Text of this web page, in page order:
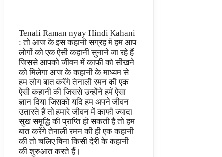
Tenali Raman nyay Hindi Kahani
: तो आज के इस कहानी संग्रह में हम आप
लोगों को एक ऐसी कहानी सुनाने जा रहे हैं
जिससे आपको जीवन में काफी को सीखने
को मिलेगा आज के कहानी के माध्यम से
हम लोग बात करेंगे तेनाली रमन की एक
ऐसी कहानी की जिससे उन्होंने हमें ऐसा
ज्ञान दिया जिसको यदि हम अपने जीवन
उतारते हैं तो हमारे जीवन में काफी ज्यादा
सुख समृद्धि की प्राप्ति हो सकती है तो हम
बात करेंगे तेनाली रमन की ही एक कहानी
की तो चलिए बिना किसी देरी के कहानी
की शुरुआत करते हैं।